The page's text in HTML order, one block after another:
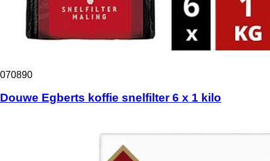
070890
Douwe Egberts koffie snelfilter 6 x 1 kilo